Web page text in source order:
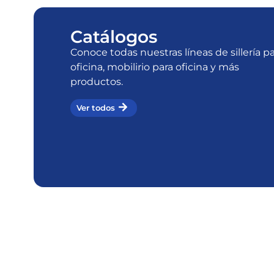
Catálogos
Conoce todas nuestras líneas de sillería
oficina, mobilirio para oficina y más
productos.
Ver todos